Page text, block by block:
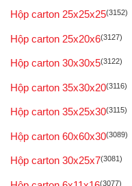
Hộp carton 25x25x25(3152)
Hộp carton 25x20x6(3127)
Hộp carton 30x30x5(3122)
Hộp carton 35x30x20(3116)
Hộp carton 35x25x30(3115)
Hộp carton 60x60x30(3089)
Hộp carton 30x25x7(3081)
(3077)